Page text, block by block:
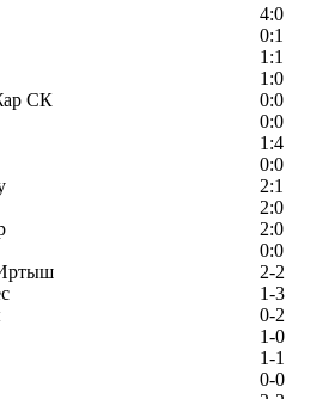
4:0
0:1
1:1
1:0
СК
0:0
0:0
1:4
0:0
2:1
2:0
2:0
0:0
2-2
1-3
0-2
1-0
1-1
0-0